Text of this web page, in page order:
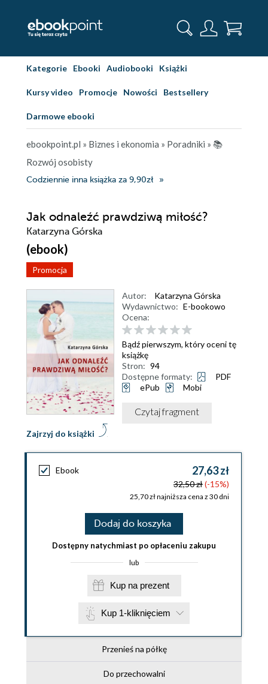
Kategorie Ebooki Audiobooki Książki
Kursy video Promocje Nowości Bestsellery
Darmowe ebooki
ebookpoint.pl » Biznes i ekonomia » Poradniki » 📚
Rozwój osobisty
Codziennie inna książka za 9,90zł
Jak odnaleźć prawdziwą miłość?
Katarzyna Górska
(ebook)
Promocja
Zajrzyj do książki
Autor:
Katarzyna Górska
Wydawnictwo: E-bookowo
Ocena:
Bądź pierwszym, który oceni tę
książkę
Stron: 94
Dostępne formaty:
PDF
ePub
Mobi
Czytaj fragment
Ebook 27,63 zł
32,50 zł(-15%)
25,70 zł najniższa cena z 30 dni
Dodaj do koszyka
Dostępny natychmiast po opłaceniu zakupu
lub
Kup na prezent
Kup 1-kliknięciem
Przenieś na półkę
Do przechowalni